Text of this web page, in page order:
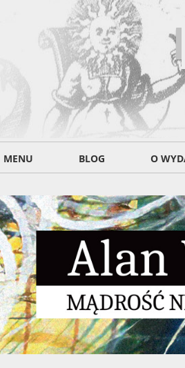
MENU BLOG O